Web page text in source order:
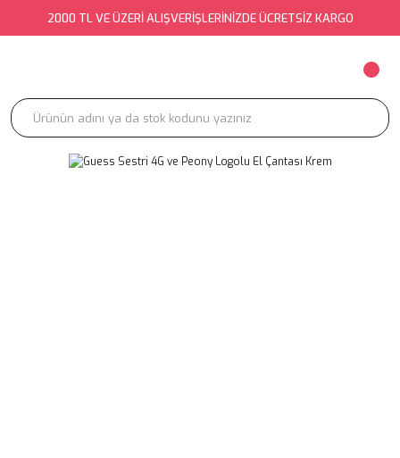
2000 TL VE ÜZERİ ALIŞVERİŞLERİNİZDE ÜCRETSİZ KARGO